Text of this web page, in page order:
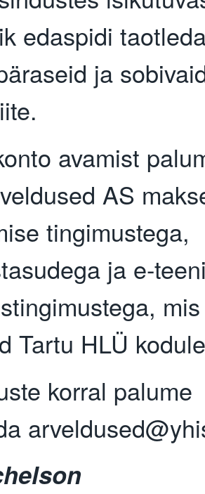
edaspidi
ja
avamist
AS
tingimustega,
ja e-
Tartu HLÜ
korral palume